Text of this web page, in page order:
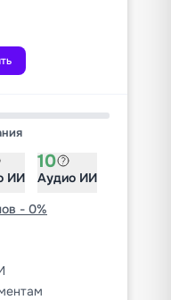
ИИ
10
Аудио ИИ
- 0%